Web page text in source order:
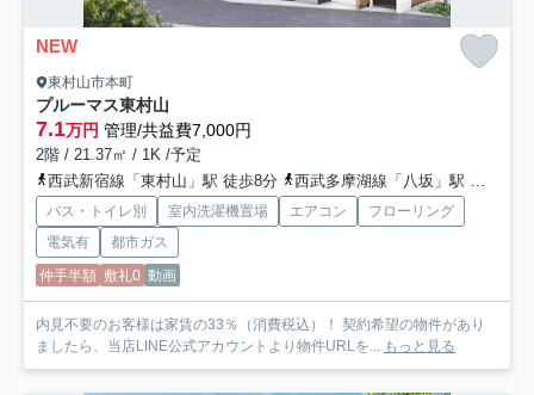
NEW
東村山市本町
プルーマス東村山
7.1万円 管理/共益費7,000円
2階 / 21.37㎡ / 1K /予定
西武新宿線「東村山」駅 徒歩8分
西武多摩湖線「八坂」駅 徒歩25分
バス・トイレ別 室内洗濯機置場 エアコン
フローリング
電気有
都市ガス
仲手半額 敷礼0 動画
内見不要のお客様は家賃の33％（消費税込）！ 契約希望の物件があり
ましたら、当店LINE公式アカウントより物件URLを... もっと見る